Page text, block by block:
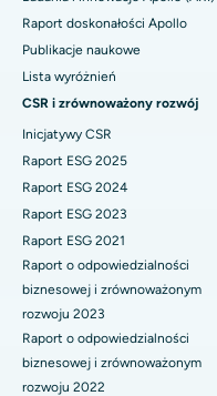
Najlepszy szpital w
Najlepszy szpital przy
Najlepszy szpital w
Najlepszy szpital w Vijay
Najlepszy szpital przy
Najlepszy szpital przy
Najlepszy szpital w
Najlepszy szpital w
Najlepszy szpital w
Polipektomia
Głęboka stymulacja
Dializa otrzewnowa
Biopsja nerki
Paratyroidektomia
Chirurgia cytoredukcyjna
Ceramiczna całkowita
ERCP
Raport doskonałości Apollo
Publikacje naukowe
Lista wyróżnień
CSR i zrównoważony rozwój
Inicjatywy CSR
Raport ESG 2025
Raport ESG 2024
Raport ESG 2023
Raport ESG 2021
Raport o odpowiedzialności
biznesowej i zrównoważonym
rozwoju 2023
Raport o odpowiedzialności
biznesowej i zrównoważonym
rozwoju 2022